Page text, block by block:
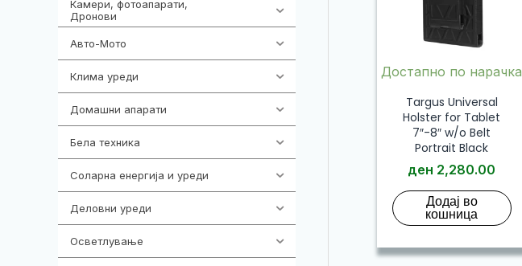
Камери, фотоапарати,
Дронови
Авто-Мото
Клима уреди
Домашни апарати
Бела техника
Соларна енергија и уреди
Деловни уреди
Осветлување
Достапно по нарачка
Targus Universal
Holster for Tablet
7″-8″ w/o Belt
Portrait Black
ден 2,280.00
Додај во
кошница